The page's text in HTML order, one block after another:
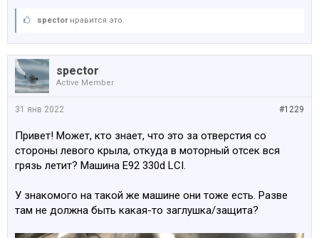
spectorнравится это.
spector
Active Member
#1229
31 янв 2022
Привет! Может, кто знает, что это за отверстия со
стороны левого крыла, откуда в моторный отсек вся
грязь летит? Машина E92 330d LCI.
У знакомого на такой же машине они тоже есть. Разве
там не должна быть какая-то заглушка/защита?